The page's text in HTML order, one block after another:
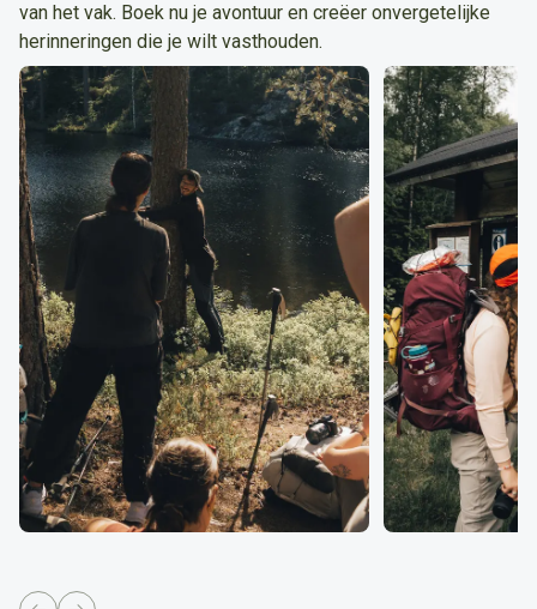
van het vak. Boek nu je avontuur en creëer onvergetelijke
herinneringen die je wilt vasthouden.